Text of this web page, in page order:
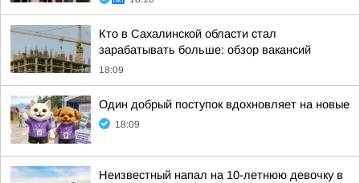
Кто в Сахалинской области стал
зарабатывать больше: обзор вакансий
18:09
Один добрый поступок вдохновляет на новые
18:09
Неизвестный напал на 10-летнюю девочку в